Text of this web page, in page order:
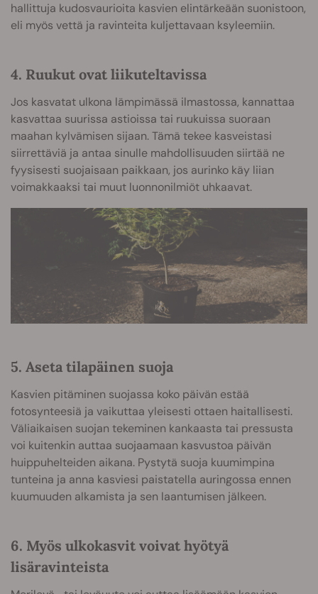
hallittuja kudosvaurioita kasvien elintärkeään suonistoon,
eli myös vettä ja ravinteita kuljettavaan ksyleemiin.
4. Ruukut ovat liikuteltavissa
Jos kasvatat ulkona lämpimässä ilmastossa, kannattaa
kasvattaa suurissa astioissa tai ruukuissa suoraan
maahan kylvämisen sijaan. Tämä tekee kasveistasi
siirrettäviä ja antaa sinulle mahdollisuuden siirtää ne
fyysisesti suojaisaan paikkaan, jos aurinko käy liian
voimakkaaksi tai muut luonnonilmiöt uhkaavat.
5. Aseta tilapäinen suoja
Kasvien pitäminen suojassa koko päivän estää
fotosynteesiä ja vaikuttaa yleisesti ottaen haitallisesti.
Väliaikaisen suojan tekeminen kankaasta tai pressusta
voi kuitenkin auttaa suojaamaan kasvustoa päivän
huippuhelteiden aikana. Pystytä suoja kuumimpina
tunteina ja anna kasviesi paistatella auringossa ennen
kuumuuden alkamista ja sen laantumisen jälkeen.
6. Myös ulkokasvit voivat hyötyä
lisäravinteista